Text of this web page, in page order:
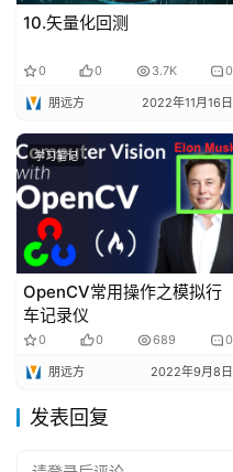
10.矢量化回测
0 0 3.7K 0
朋远方 2022年11月16日
学习笔记
OpenCV常用操作之模拟行
车记录仪
0 0 689 0
朋远方 2022年9月8日
发表回复